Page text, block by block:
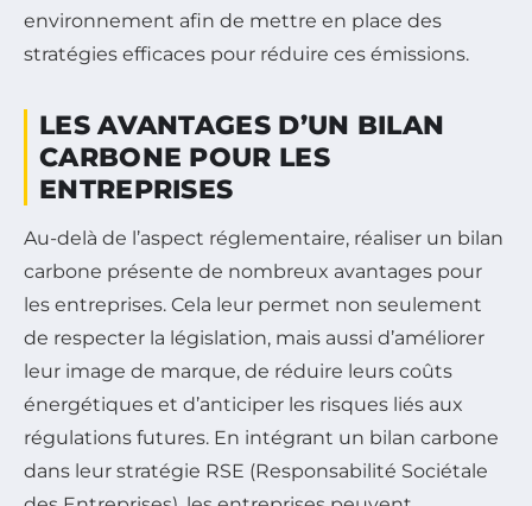
environnement afin de mettre en place des
stratégies efficaces pour réduire ces émissions.
LES AVANTAGES D’UN BILAN
CARBONE POUR LES
ENTREPRISES
Au-delà de l’aspect réglementaire, réaliser un bilan
carbone présente de nombreux avantages pour
les entreprises. Cela leur permet non seulement
de respecter la législation, mais aussi d’améliorer
leur image de marque, de réduire leurs coûts
énergétiques et d’anticiper les risques liés aux
régulations futures. En intégrant un bilan carbone
dans leur stratégie RSE (Responsabilité Sociétale